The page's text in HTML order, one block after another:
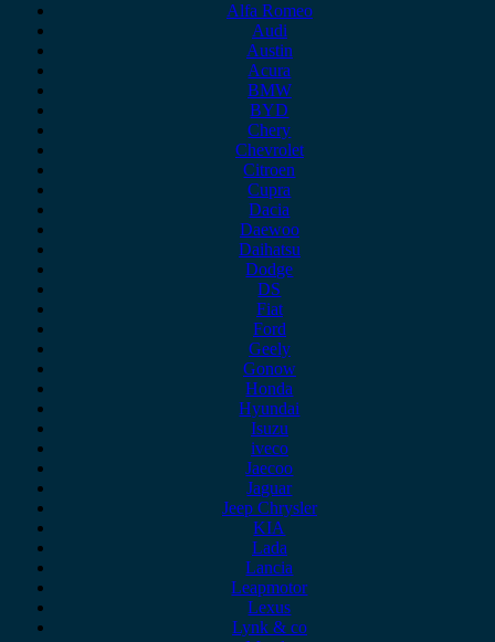
Alfa Romeo
Audi
Austin
Acura
BMW
BYD
Chery
Chevrolet
Citroen
Cupra
Dacia
Daewoo
Daihatsu
Dodge
DS
Fiat
Ford
Geely
Gonow
Honda
Hyundai
Isuzu
iveco
Jaecoo
Jaguar
Jeep Chrysler
KIA
Lada
Lancia
Leapmotor
Lexus
Lynk & co